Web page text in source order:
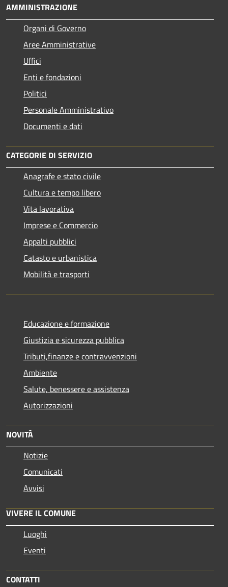
AMMINISTRAZIONE
Organi di Governo
Aree Amministrative
Uffici
Enti e fondazioni
Politici
Personale Amministrativo
Documenti e dati
CATEGORIE DI SERVIZIO
Anagrafe e stato civile
Cultura e tempo libero
Vita lavorativa
Imprese e Commercio
Appalti pubblici
Catasto e urbanistica
Mobilità e trasporti
Educazione e formazione
Giustizia e sicurezza pubblica
Tributi,finanze e contravvenzioni
Ambiente
Salute, benessere e assistenza
Autorizzazioni
NOVITÀ
Notizie
Comunicati
Avvisi
VIVERE IL COMUNE
Luoghi
Eventi
CONTATTI